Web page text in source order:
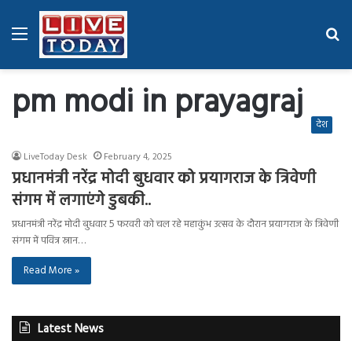
Menu
pm modi in prayagraj देश
LiveToday Desk February 4, 2025
प्रधानमंत्री नरेंद्र मोदी बुधवार को प्रयागराज के त्रिवेणी
संगम में लगाएंगे डुबकी..
प्रधानमंत्री नरेंद्र मोदी बुधवार 5 फरवरी को चल रहे महाकुंभ उत्सव के दौरान प्रयागराज के त्रिवेणी
संगम में पवित्र स्नान…
Read More »
Latest News